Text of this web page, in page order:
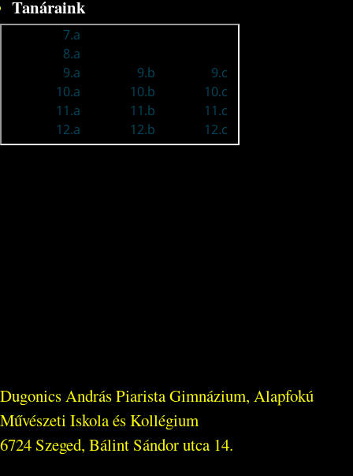
Tanáraink
Dugonics András Piarista Gimnázium, Alapfokú
Művészeti Iskola és Kollégium
6724 Szeged, Bálint Sándor utca 14.